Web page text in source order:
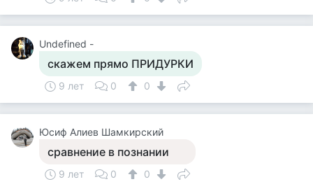
Undefined -
скажем прямо ПРИДУРКИ
9 лет 0 0
Юсиф Алиев Шамкирский
сравнение в познании
9 лет 0 0